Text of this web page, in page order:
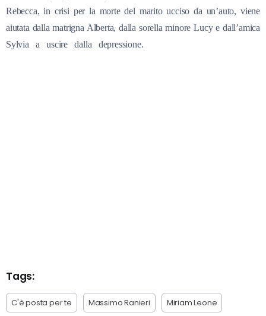
Rebecca, in crisi per la morte del marito ucciso da un’auto, viene
aiutata dalla matrigna Alberta, dalla sorella minore Lucy e dall’amica
Sylvia a uscire dalla depressione.
Tags:
C'è posta per te Massimo Ranieri Miriam Leone